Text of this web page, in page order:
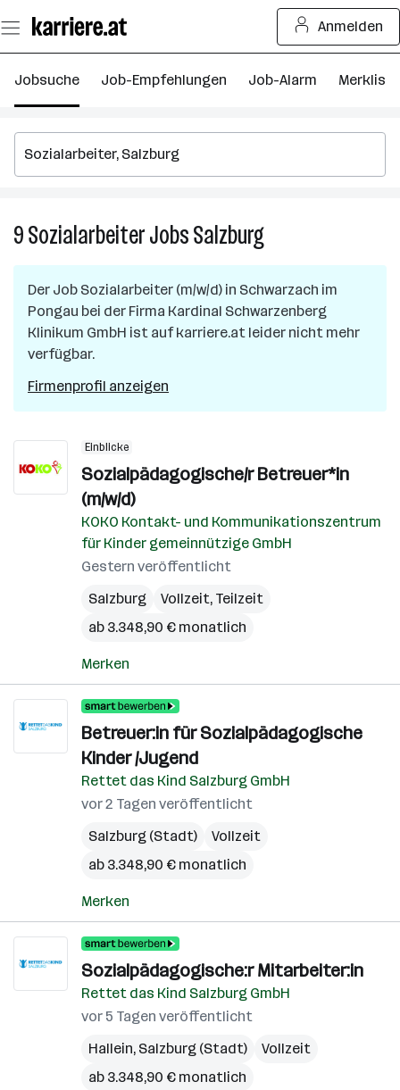
Seiteninhalt
springen
Anmelden
Jobsuche Job-Empfehlungen Job-Alarm Merkliste
9SozialarbeiterJobsSalzburg9
Sozialarbeiter
in
Salzburg
Der Job Sozialarbeiter (m/w/d) in Schwarzach im
Pongau bei der Firma Kardinal Schwarzenberg
Klinikum GmbH ist auf karriere.at leider nicht mehr
verfügbar.
Firmenprofil anzeigen
Einblicke
Sozialpädagogische/r Betreuer*in
(m/w/d)
KOKO Kontakt- und Kommunikationszentrum
für Kinder gemeinnützige GmbH
Gestern veröffentlicht
Salzburg
Vollzeit, Teilzeit
ab 3.348,90 € monatlich
Merken
Betreuer:in für Sozialpädagogische
Kinder /Jugend
Rettet das Kind Salzburg GmbH
vor 2 Tagen veröffentlicht
Salzburg (Stadt)
Vollzeit
ab 3.348,90 € monatlich
Merken
Sozialpädagogische:r Mitarbeiter:in
Rettet das Kind Salzburg GmbH
vor 5 Tagen veröffentlicht
Hallein, Salzburg (Stadt)
Vollzeit
ab 3.348,90 € monatlich